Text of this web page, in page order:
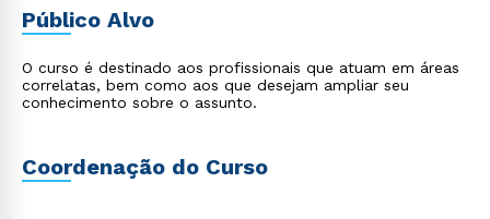
Público Alvo
O curso é destinado aos profissionais que atuam em áreas
correlatas, bem como aos que desejam ampliar seu
conhecimento sobre o assunto.
Coordenação do Curso